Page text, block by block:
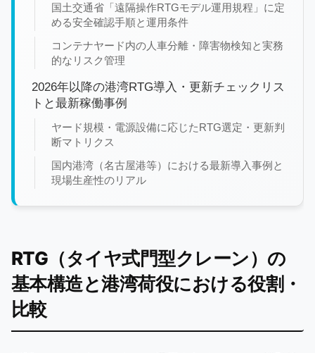
国土交通省「遠隔操作RTGモデル運用規程」に定
める安全確認手順と運用条件
コンテナヤード内の人車分離・障害物検知と実務
的なリスク管理
2026年以降の港湾RTG導入・更新チェックリス
トと最新稼働事例
ヤード規模・電源設備に応じたRTG選定・更新判
断マトリクス
国内港湾（名古屋港等）における最新導入事例と
現場生産性のリアル
RTG（タイヤ式門型クレーン）の
基本構造と港湾荷役における役割・
比較